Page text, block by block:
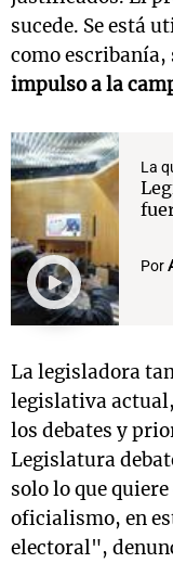
sucede. Se está
como escribanía,
impulso a la
La
Por
La legisladora
legislativa
los debates y
Legislatura
solo lo que
oficialismo, en
electoral",